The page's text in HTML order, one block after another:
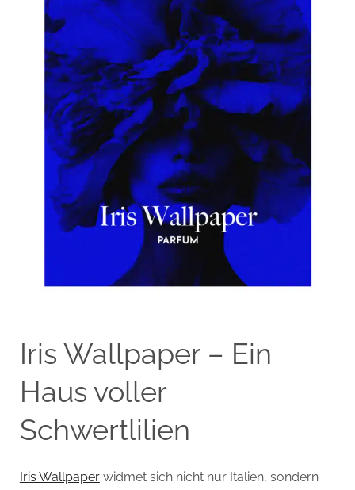
Iris Wallpaper – Ein
Haus voller
Schwertlilien
Iris Wallpaperwidmet sich nicht nur Italien, sondern